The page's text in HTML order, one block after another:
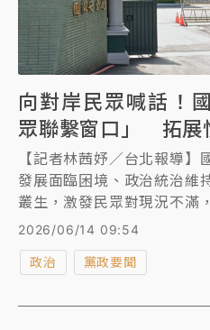
向對岸民眾喊話！
眾聯繫窗口」 拓展
【記者林茜妤／台北報導
發展面臨困境、政治統治維
叢生，激發民眾對現況不滿
我國相關單位，希望提供各
規定，並參考美國、英國、
繫及提供情資，期達到拓展
2026/06/14 09:54
政治 黨政要聞